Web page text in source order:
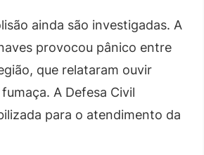
ainda são investigadas. A
provocou pânico entre
que relataram ouvir
A Defesa Civil
para o atendimento da